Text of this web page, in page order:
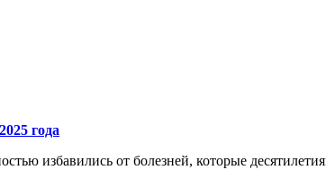
года
избавились от болезней, которые